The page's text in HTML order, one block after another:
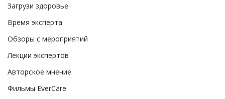
Загрузи здоровье
Время эксперта
Обзоры с мероприятий
Лекции экспертов
Авторское мнение
Фильмы EverCare